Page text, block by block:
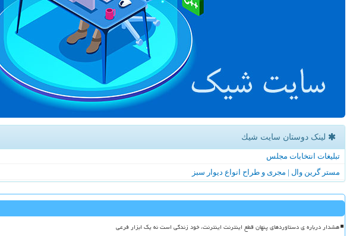
لینک دوستان سایت شیك
تبلیغات انتخابات مجلس
مستر گرین وال | مجری و طراح انواع دیوار سبز
هشدار درباره ی دستاوردهای پنهان قطع اینترنت اینترنت، خود زندگی است نه یک ابزار فرعی